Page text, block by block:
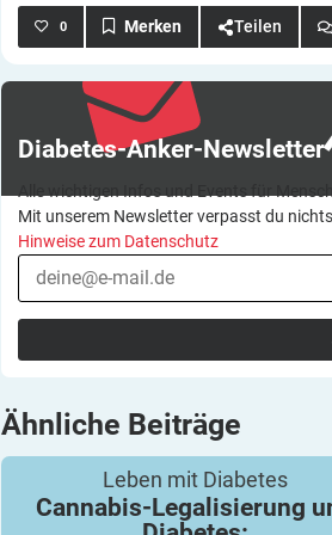
0 Teilen
Diabetes-Anker-Newsletter
Alle wichtigen Infos und Events für
Mit unserem Newsletter verpasst du
Hinweise zum Datenschutz
Ähnliche Beiträge
Leben mit Diabetes
Cannabis-Legalisierung